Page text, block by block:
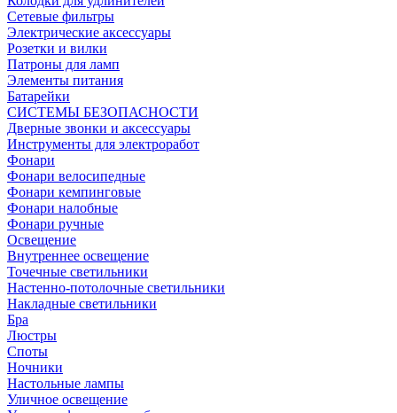
Сетевые фильтры
Электрические аксессуары
Розетки и вилки
Патроны для ламп
Элементы питания
Батарейки
СИСТЕМЫ БЕЗОПАСНОСТИ
Дверные звонки и аксессуары
Инструменты для электроработ
Фонари
Фонари велосипедные
Фонари кемпинговые
Фонари налобные
Фонари ручные
Освещение
Внутреннее освещение
Точечные светильники
Настенно-потолочные светильники
Накладные светильники
Бра
Люстры
Споты
Ночники
Настольные лампы
Уличное освещение